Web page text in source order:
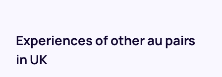
Experiences of other au pairs
in UK